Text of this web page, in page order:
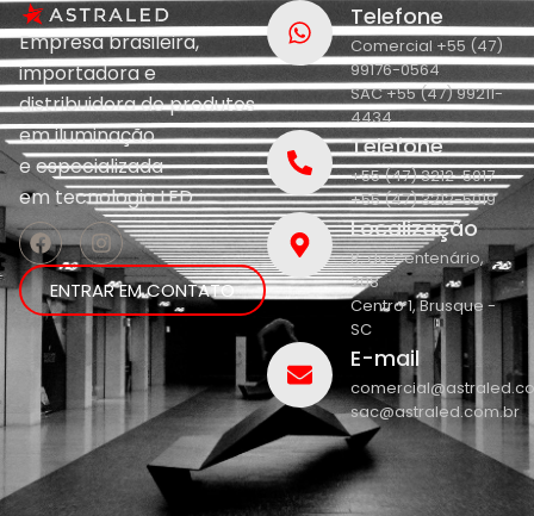
Empresa brasileira,
importadora e
distribuidora de produtos
em iluminação
eespecializada
emtecnologia LED.
ENTRAR EM CONTATO
Telefone
Comercial +55 (47)
99176-0564
SAC +55 (47) 99211-
4434
Telefone
+55 (47) 3212-5017
+55 (47) 3212-5019
Localização
R. do Centenário,
208
Centro 1, Brusque -
SC
E-mail
sac@astraled.com.br